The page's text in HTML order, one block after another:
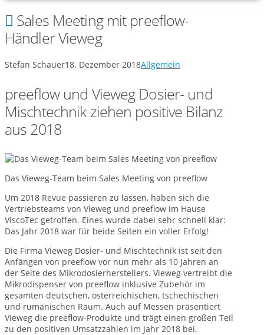
Sales Meeting mit preeflow-
Händler Vieweg
Stefan Schauer18. Dezember 2018Allgemein
preeflow und Vieweg Dosier- und
Mischtechnik ziehen positive Bilanz
aus 2018
Das Vieweg-Team beim Sales Meeting von preeflow
Um 2018 Revue passieren zu lassen, haben sich die
Vertriebsteams von Vieweg und preeflow im Hause
ViscoTec getroffen. Eines wurde dabei sehr schnell klar:
Das Jahr 2018 war für beide Seiten ein voller Erfolg!
Die Firma Vieweg Dosier- und Mischtechnik ist seit den
Anfängen von preeflow vor nun mehr als 10 Jahren an
der Seite des Mikrodosierherstellers. Vieweg vertreibt die
Mikrodispenser von preeflow inklusive Zubehör im
gesamten deutschen, österreichischen, tschechischen
und rumänischen Raum. Auch auf Messen präsentiert
Vieweg die preeflow-Produkte und trägt einen großen Teil
zu den positiven Umsatzzahlen im Jahr 2018 bei.